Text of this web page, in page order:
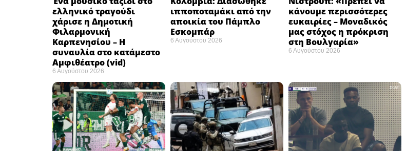
ελληνικό τραγούδι
χάρισε η Δημοτική
Φιλαρμονική
Καρπενησίου – Η
συναυλία στο κατάμεστο
Αμφιθέατρο (vid)
6 Αυγούστου 2026
ιπποποταμάκι από την
αποικία του Πάμπλο
Εσκομπάρ ​
6 Αυγούστου 2026
κάνουμε περισσότερες
ευκαιρίες – Μοναδικός
μας στόχος η πρόκριση
στη Βουλγαρία» ​
6 Αυγούστου 2026